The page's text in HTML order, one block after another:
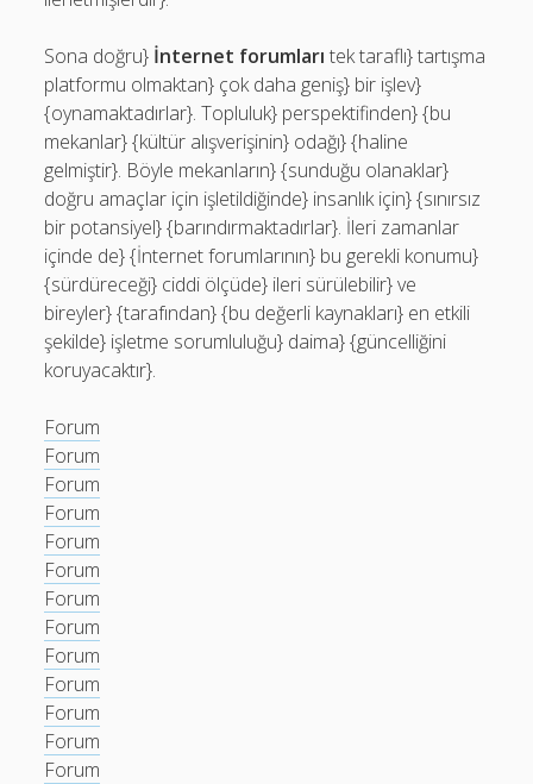
Sona doğru} İnternet forumları tek taraflı} tartışma
platformu olmaktan} çok daha geniş} bir işlev}
{oynamaktadırlar}. Topluluk} perspektifinden} {bu
mekanlar} {kültür alışverişinin} odağı} {haline
gelmiştir}. Böyle mekanların} {sunduğu olanaklar}
doğru amaçlar için işletildiğinde} insanlık için} {sınırsız
bir potansiyel} {barındırmaktadırlar}. İleri zamanlar
içinde de} {İnternet forumlarının} bu gerekli konumu}
{sürdüreceği} ciddi ölçüde} ileri sürülebilir} ve
bireyler} {tarafından} {bu değerli kaynakları} en etkili
şekilde} işletme sorumluluğu} daima} {güncelliğini
koruyacaktır}.
Forum
Forum
Forum
Forum
Forum
Forum
Forum
Forum
Forum
Forum
Forum
Forum
Forum